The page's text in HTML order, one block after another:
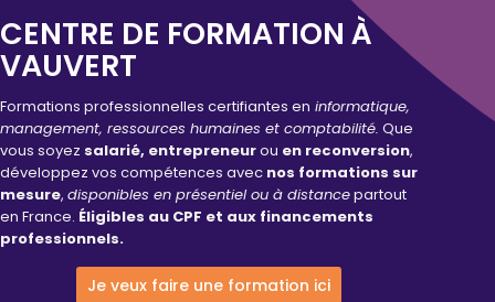
CENTRE DE FORMATION À
VAUVERT
Formations professionnelles certifiantes en informatique,
management, ressources humaines et comptabilité. Que
vous soyez salarié, entrepreneurou en reconversion,
développez vos compétences avec nos formations sur
mesure, disponibles en présentiel ou à distancepartout
en France. Éligibles au CPF et aux financements
professionnels.
Je veux faire une formation ici